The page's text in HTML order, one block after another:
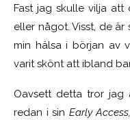
Fast jag skulle vilja
eller något. Visst, de
min hälsa i början av
varit skönt att ibland
Oavsett detta tror
redan i sin Early Access,